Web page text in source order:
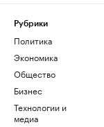
Рубрики
Политика
Экономика
Общество
Бизнес
Технологии и
медиа